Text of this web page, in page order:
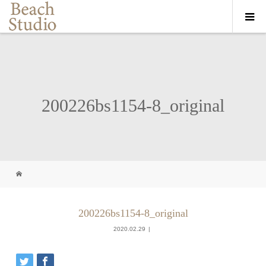
200226bs1154-8_original
200226bs1154-8_original
2020.02.29